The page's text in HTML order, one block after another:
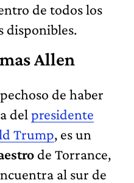
de todos los
disponibles.
Allen
de haber
del presidente
Trump, es un
de Torrance,
al sur de